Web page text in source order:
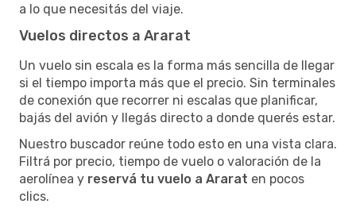
a lo que necesitás del viaje.
Vuelos directos a Ararat
Un vuelo sin escala es la forma más sencilla de llegar
si el tiempo importa más que el precio. Sin terminales
de conexión que recorrer ni escalas que planificar,
bajás del avión y llegás directo a donde querés estar.
Nuestro buscador reúne todo esto en una vista clara.
Filtrá por precio, tiempo de vuelo o valoración de la
aerolínea y reservá tu vuelo a Ararat en pocos
clics.